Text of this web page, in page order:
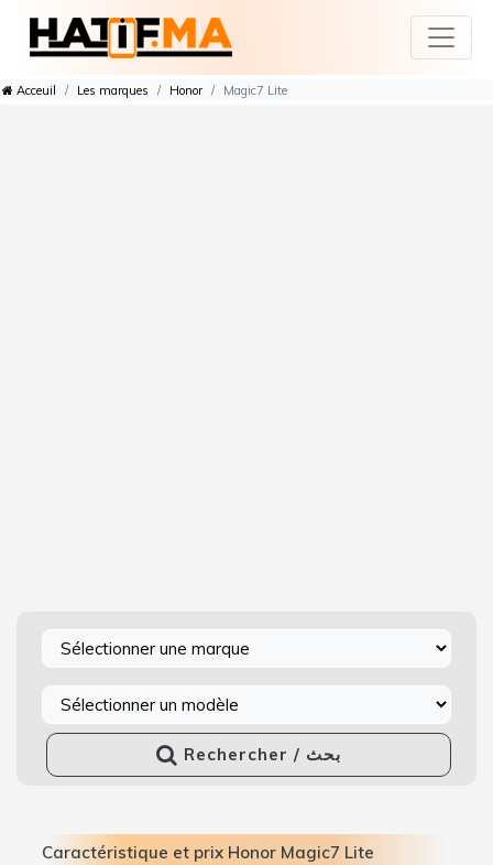
Acceuil Les marques Honor Magic7 Lite
Rechercher / بحث
Caractéristique et prix Honor Magic7 Lite